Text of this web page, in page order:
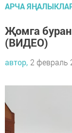
АРЧА
Җомга
(ВИДЕО)
автор, 2 февраль